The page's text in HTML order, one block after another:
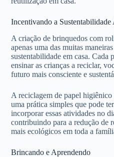
Incentivando a
A criação de brinquedos com
apenas uma das muitas
sustentabilidade em casa. Cada
ensinar as crianças a reciclar,
futuro mais consciente e
A reciclagem de papel
uma prática simples que pode
incorporar essas atividades no
contribuindo para a redução de
mais ecológicos em toda a
Brincando e Aprendendo